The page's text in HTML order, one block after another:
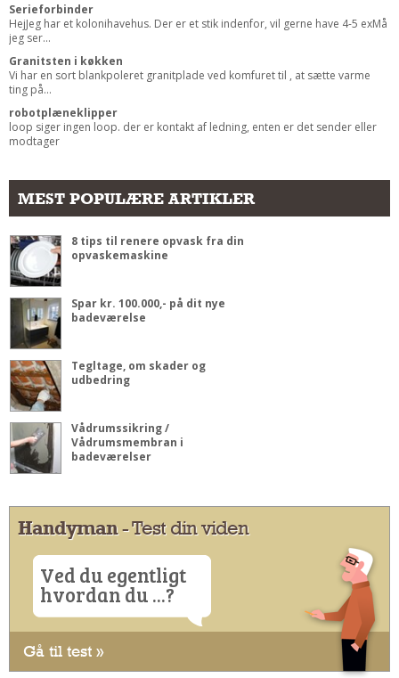
Serieforbinder
HejJeg har et kolonihavehus. Der er et stik indenfor, vil gerne have 4-5 exMå
jeg ser...
Granitsten i køkken
Vi har en sort blankpoleret granitplade ved komfuret til , at sætte varme
ting på...
robotplæneklipper
loop siger ingen loop. der er kontakt af ledning, enten er det sender eller
modtager
MEST POPULÆRE ARTIKLER
8 tips til renere opvask fra din
opvaskemaskine
Spar kr. 100.000,- på dit nye
badeværelse
Tegltage, om skader og
udbedring
Vådrumssikring /
Vådrumsmembran i
badeværelser
Handyman- Test din viden
Ved du egentligt
hvordan du ...?
Gå til test »